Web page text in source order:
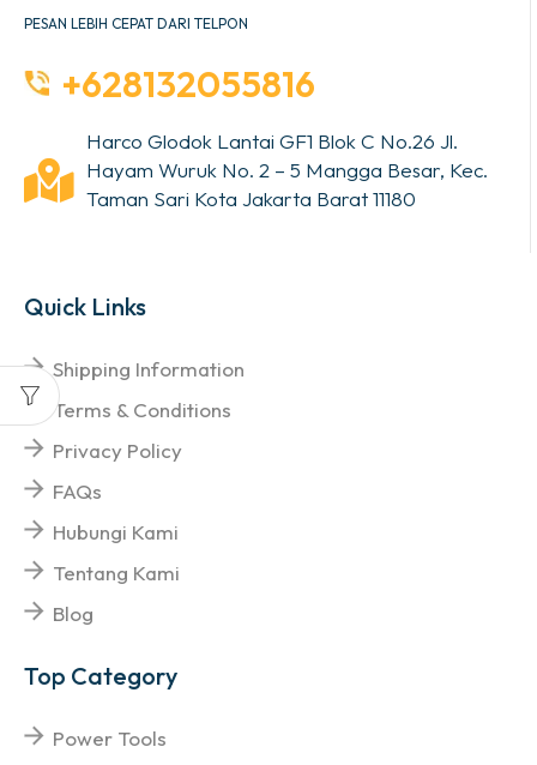
PESAN LEBIH CEPAT DARI TELPON
+628132055816
Harco Glodok Lantai GF1 Blok C No.26 Jl.
Hayam Wuruk No. 2 – 5 Mangga Besar, Kec.
Taman Sari Kota Jakarta Barat 11180
Quick Links
Shipping Information
Terms & Conditions
Privacy Policy
FAQs
Hubungi Kami
Tentang Kami
Blog
Top Category
Power Tools